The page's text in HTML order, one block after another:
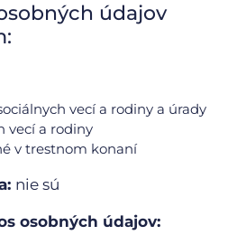
údajov
vecí a rodiny a úrady
vecí a rodiny
v trestnom konaní
nie sú
osobných údajov: